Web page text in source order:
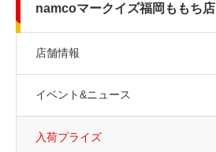
namcoマークイズ福岡ももち店
店舗情報
イベント&ニュース
入荷プライズ